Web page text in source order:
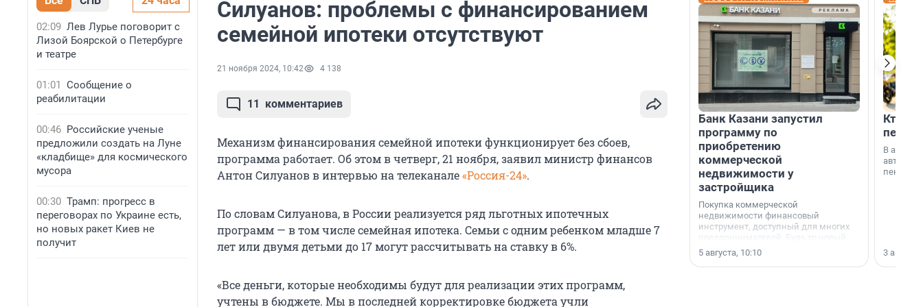
02:09 Лев Лурье поговорит с
Лизой Боярской о Петербурге
и театре
01:01 Сообщение о
реабилитации
00:46 Российские ученые
предложили создать на Луне
«кладбище» для космического
мусора
00:30 Трамп: прогресс в
переговорах по Украине есть,
но новых ракет Киев не
получит
Силуанов: проблемы с финансированием
семейной ипотеки отсутствуют
21 ноября 2024, 10:42 4 138
11 комментариев
Механизм финансирования семейной ипотеки функционирует без сбоев,
программа работает. Об этом в четверг, 21 ноября, заявил министр финансов
Антон Силуанов в интервью на телеканале«Россия-24».
По словам Силуанова, в России реализуется ряд льготных ипотечных
программ — в том числе семейная ипотека. Семьи с одним ребенком младше 7
лет или двумя детьми до 17 могут рассчитывать на ставку в 6%.
«Все деньги, которые необходимы будут для реализации этих программ,
учтены в бюджете. Мы в последней корректировке бюджета учли
Банк Казани запустил
программу по
приобретению
коммерческой
недвижимости у
застройщика
Покупка коммерческой
недвижимости финансовый
инструмент, доступный для многих
предпринимателей. Будь то новый
офис, склад, торговое помещение
или готовый арендный бизнес —
успех сделки зависит от правильного
5 августа, 10:10
Кто
В
пенсии.
3